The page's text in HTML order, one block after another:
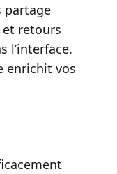
partage
retours
l’interface.
enrichit vos